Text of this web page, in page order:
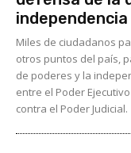
Miles de ciudadanos
otros puntos del país,
de poderes y la
entre el Poder
contra el Poder Judicial.